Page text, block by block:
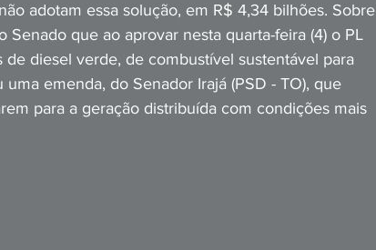
adotam essa solução, em R$ 4,34 bilhões. Sobre
Senado que ao aprovar nesta quarta-feira (4) o PL
diesel verde, de combustível sustentável para
emenda, do Senador Irajá (PSD - TO), que
para a geração distribuída com condições mais